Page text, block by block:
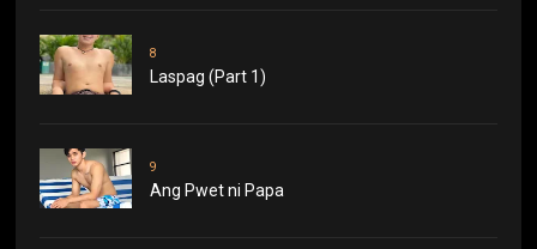
8
Laspag (Part 1)
9
Ang Pwet ni Papa